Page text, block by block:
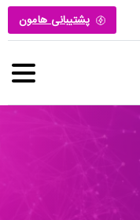
پشتیبانی هامون